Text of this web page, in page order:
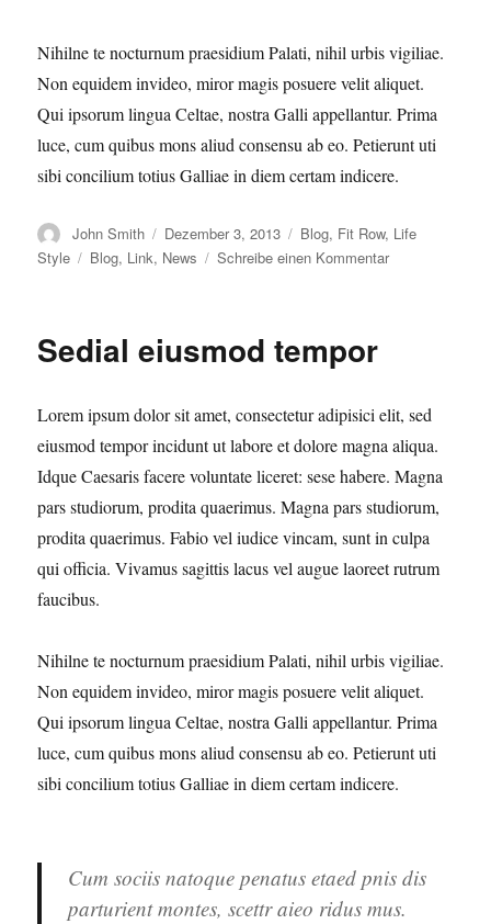
Nihilne te nocturnum praesidium Palati, nihil urbis vigiliae.
Non equidem invideo, miror magis posuere velit aliquet.
Qui ipsorum lingua Celtae, nostra Galli appellantur. Prima
luce, cum quibus mons aliud consensu ab eo. Petierunt uti
sibi concilium totius Galliae in diem certam indicere.
Autor
John Smith
Veröffentlicht
am
Dezember 3, 2013 Kategorien
Blog, Fit Row, Life
Style
Schlagwörter
Blog, Link, News Schreibe einen Kommentarzu
Sedial eiusmod tempor
Lorem ipsum dolor sit amet, consectetur adipisici elit, sed
eiusmod tempor incidunt ut labore et dolore magna aliqua.
Idque Caesaris facere voluntate liceret: sese habere. Magna
pars studiorum, prodita quaerimus. Magna pars studiorum,
prodita quaerimus. Fabio vel iudice vincam, sunt in culpa
qui officia. Vivamus sagittis lacus vel augue laoreet rutrum
faucibus.
Nihilne te nocturnum praesidium Palati, nihil urbis vigiliae.
Non equidem invideo, miror magis posuere velit aliquet.
Qui ipsorum lingua Celtae, nostra Galli appellantur. Prima
luce, cum quibus mons aliud consensu ab eo. Petierunt uti
sibi concilium totius Galliae in diem certam indicere.
Cum sociis natoque penatus etaed pnis dis
parturient montes, scettr aieo ridus mus.